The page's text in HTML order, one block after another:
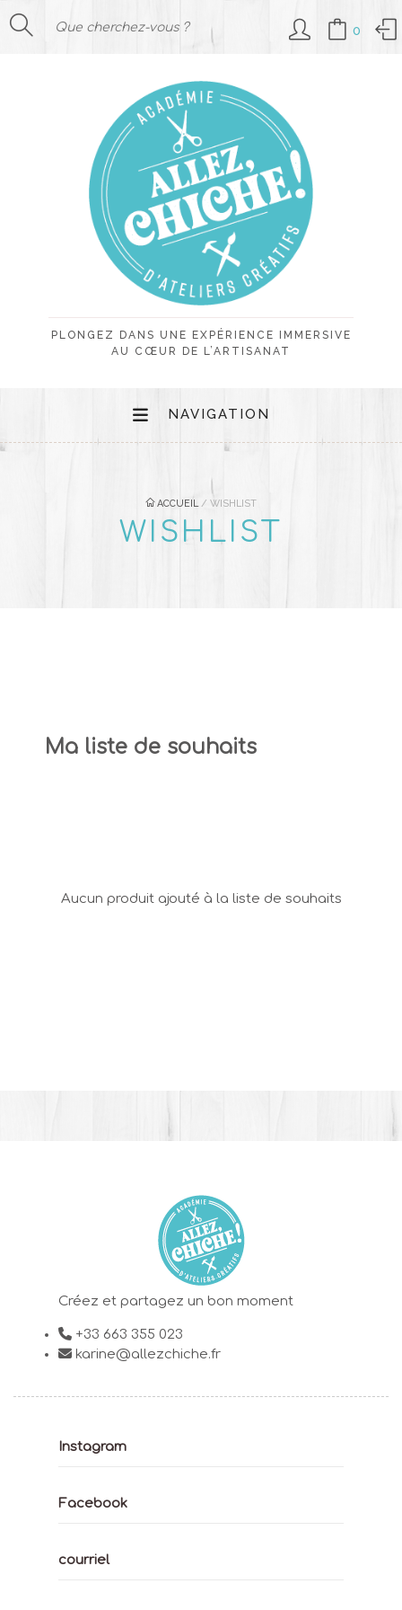
PLONGEZ DANS UNE EXPÉRIENCE IMMERSIVE
AU CŒUR DE L’ARTISANAT
0
NAVIGATION
ACCUEIL/WISHLIST
WISHLIST
Ma liste de souhaits
Aucun produit ajouté à la liste de souhaits
Créez et partagez un bon moment
+33 663 355 023
karine@allezchiche.fr
Instagram
Facebook
courriel